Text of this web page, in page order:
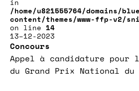
/home/u821555764/domains/
content/themes/www-ffp-v2/
on line 14
13–12-2023
Concours
Appel à candidature pour
du Grand Prix National du